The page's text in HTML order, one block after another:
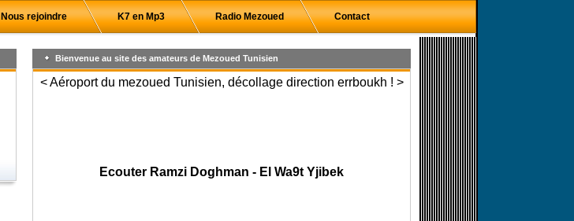
Nous rejoindre K7 en Mp3 Radio Mezoued Contact
Bienvenue au site des amateurs de Mezoued Tunisien
< Aéroport du mezoued Tunisien, décollage direction errboukh ! >
Ecouter Ramzi Doghman - El Wa9t Yjibek